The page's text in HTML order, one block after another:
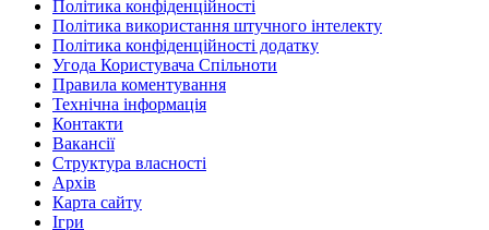
Політика конфіденційності
Політика використання штучного інтелекту
Політика конфіденційності додатку
Угода Користувача Спільноти
Правила коментування
Технічна інформація
Контакти
Вакансії
Структура власності
Архів
Карта сайту
Ігри